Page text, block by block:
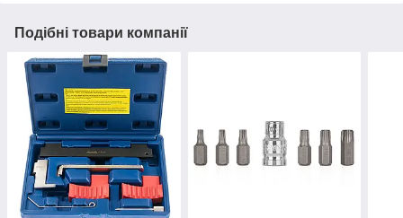
Подібні товари компанії